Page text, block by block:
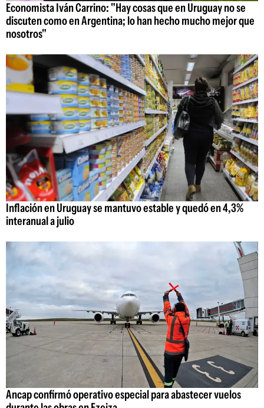
Economista Iván Carrino: "Hay cosas que en Uruguay no se
discuten como en Argentina; lo han hecho mucho mejor que
nosotros"
Inflación en Uruguay se mantuvo estable y quedó en 4,3%
interanual a julio
Ancap confirmó operativo especial para abastecer vuelos